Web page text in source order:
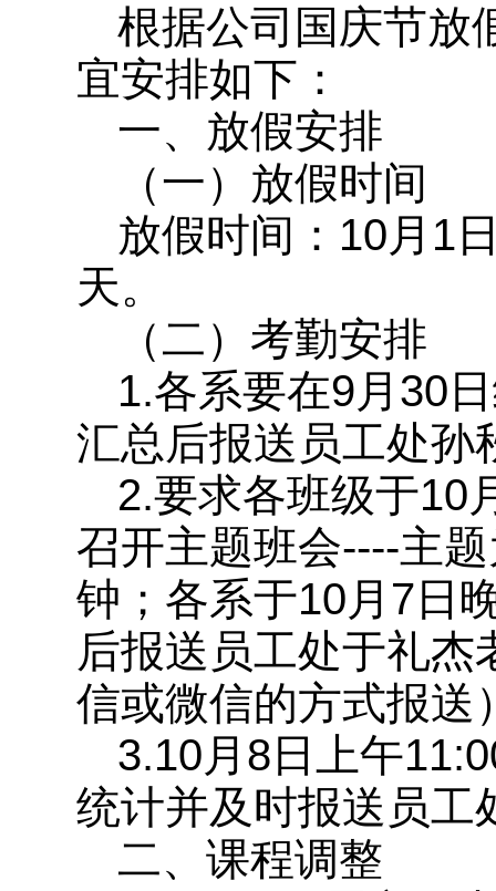
根据公司国庆节放
宜安排如下：
一、放假安排
（一）放假时间
放假时间：10月1
天。
（二）考勤安排
1.各系要在9月30
汇总后报送员工处孙
2.要求各班级于10
召开主题班会----主
钟；各系于10月7日
后报送员工处于礼
信或微信的方式报送
3.10月8日上午
统计并及时报送员工
二、课程调整